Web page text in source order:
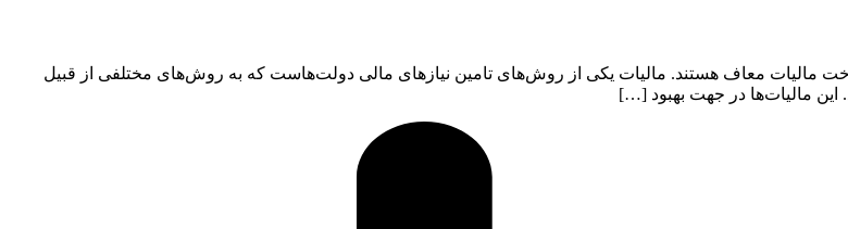
مالیات معاف هستند. مالیات یکی از روش‌های تامین نیازهای مالی دولت‌هاست که به روش‌های مختلفی از قبیل
مالیات‌ها در جهت بهبود […]